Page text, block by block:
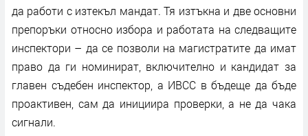
да работи с изтекъл мандат. Тя изтъкна и две основни
препоръки относно избора и работата на следващите
инспектори – да се позволи на магистратите да имат
право да ги номинират, включително и кандидат за
главен съдебен инспектор, а ИВСС в бъдеще да бъде
проактивен, сам да инициира проверки, а не да чака
сигнали.